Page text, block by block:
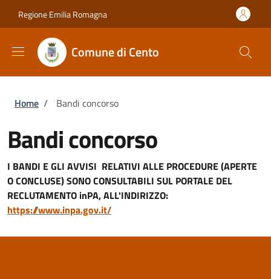
Regione Emilia Romagna
Comune di Cento
Briciole di pane
Home / Bandi concorso
Bandi concorso
I BANDI E GLI AVVISI RELATIVI ALLE PROCEDURE (APERTE
O CONCLUSE) SONO CONSULTABILI SUL PORTALE DEL
RECLUTAMENTO inPA, ALL'INDIRIZZO:
https://www.inpa.gov.it/